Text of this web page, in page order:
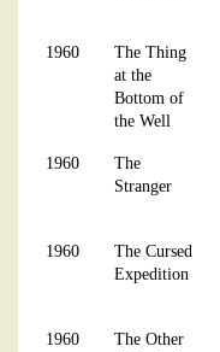
1960
The Thing
at the
Bottom of
the Well
1960
The
Stranger
1960
The Cursed
Expedition
1960
The Other